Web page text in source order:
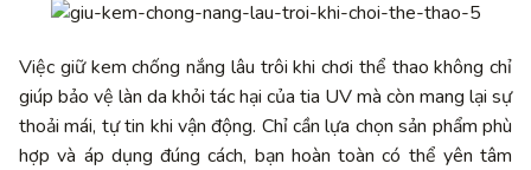
Việc giữ kem chống nắng lâu trôi khi chơi thể thao không chỉ
giúp bảo vệ làn da khỏi tác hại của tia UV mà còn mang lại sự
thoải mái, tự tin khi vận động. Chỉ cần lựa chọn sản phẩm phù
hợp và áp dụng đúng cách, bạn hoàn toàn có thể yên tâm